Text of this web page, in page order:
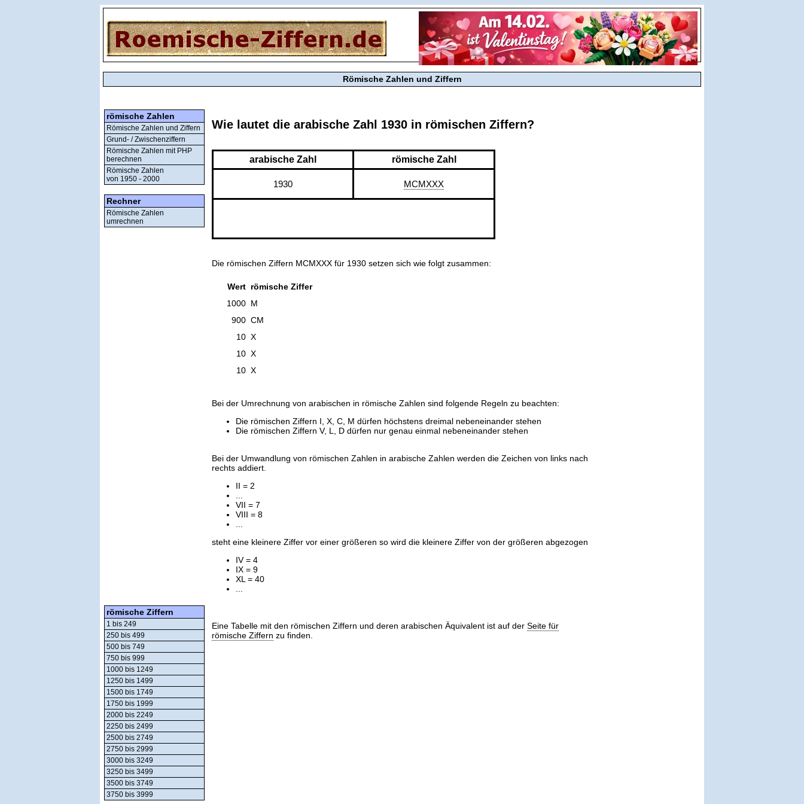
Römische Zahlen und Ziffern
römische Zahlen
Römische Zahlen und Ziffern
Grund- / Zwischenziffern
Römische Zahlen mit PHP
berechnen
Römische Zahlen
von 1950 - 2000
Rechner
Römische Zahlen
umrechnen
römische Ziffern
1 bis 249
250 bis 499
500 bis 749
750 bis 999
1000 bis 1249
1250 bis 1499
1500 bis 1749
1750 bis 1999
2000 bis 2249
2250 bis 2499
2500 bis 2749
2750 bis 2999
3000 bis 3249
3250 bis 3499
3500 bis 3749
3750 bis 3999
Wie lautet die arabische Zahl 1930 in römischen Ziffern?
arabische Zahl römische Zahl
1930 MCMXXX
Die römischen Ziffern MCMXXX für 1930 setzen sich wie folgt zusammen:
Wert römische Ziffer
1000 M
900 CM
10 X
10 X
10 X
Bei der Umrechnung von arabischen in römische Zahlen sind folgende Regeln zu beachten:
Die römischen Ziffern I, X, C, M dürfen höchstens dreimal nebeneinander stehen
Die römischen Ziffern V, L, D dürfen nur genau einmal nebeneinander stehen
Bei der Umwandlung von römischen Zahlen in arabische Zahlen werden die Zeichen von links nach
rechts addiert.
II = 2
VII = 7
VIII = 8
steht eine kleinere Ziffer vor einer größeren so wird die kleinere Ziffer von der größeren abgezogen
IV = 4
IX = 9
XL = 40
Eine Tabelle mit den römischen Ziffern und deren arabischen Äquivalent ist auf der Seite für
römische Ziffern zu finden.